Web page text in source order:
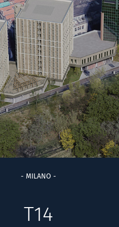
- MILANO -
T14